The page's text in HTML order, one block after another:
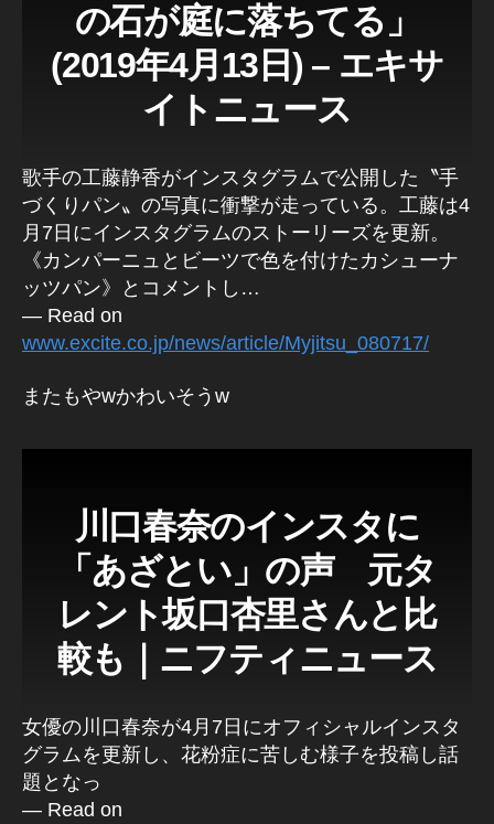
の石が庭に落ちてる」
(2019年4月13日) – エキサ
イトニュース
歌手の工藤静香がインスタグラムで公開した〝手
づくりパン〟の写真に衝撃が走っている。工藤は4
月7日にインスタグラムのストーリーズを更新。
《カンパーニュとビーツで色を付けたカシューナ
ッツパン》とコメントし…
— Read on
www.excite.co.jp/news/article/Myjitsu_080717/
またもやwかわいそうw
川口春奈のインスタに
「あざとい」の声 元タ
レント坂口杏里さんと比
較も｜ニフティニュース
女優の川口春奈が4月7日にオフィシャルインスタ
グラムを更新し、花粉症に苦しむ様子を投稿し話
題となっ
— Read on